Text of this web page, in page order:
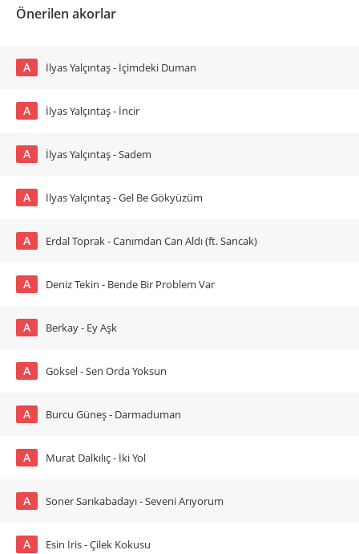
Önerilen akorlar
A İlyas Yalçıntaş - İçimdeki Duman
A İlyas Yalçıntaş - İncir
A İlyas Yalçıntaş - Sadem
A İlyas Yalçıntaş - Gel Be Gökyüzüm
A Erdal Toprak - Canımdan Can Aldı (ft. Sancak)
A Deniz Tekin - Bende Bir Problem Var
A Berkay - Ey Aşk
A Göksel - Sen Orda Yoksun
A Burcu Güneş - Darmaduman
A Murat Dalkılıç - İki Yol
A Soner Sarıkabadayı - Seveni Arıyorum
A Esin İris - Çilek Kokusu